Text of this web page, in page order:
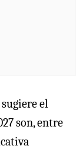
el
son, entre